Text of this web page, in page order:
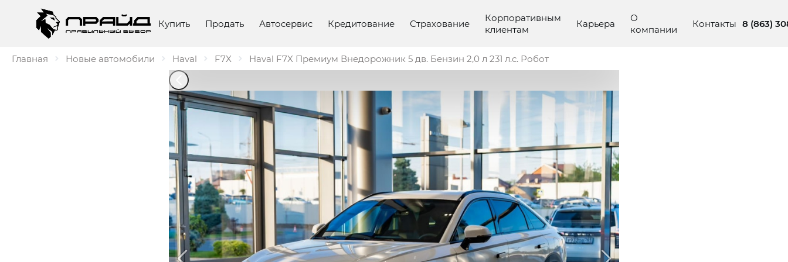
Купить Продать Автосервис Кредитование Страхование
Корпоративным
клиентам
Карьера
О
компании
Контакты 8 (863)
Главная Новые автомобили Haval F7X Haval F7X Премиум Внедорожник 5 дв. Бензин 2,0 л 231 л.с. Робот